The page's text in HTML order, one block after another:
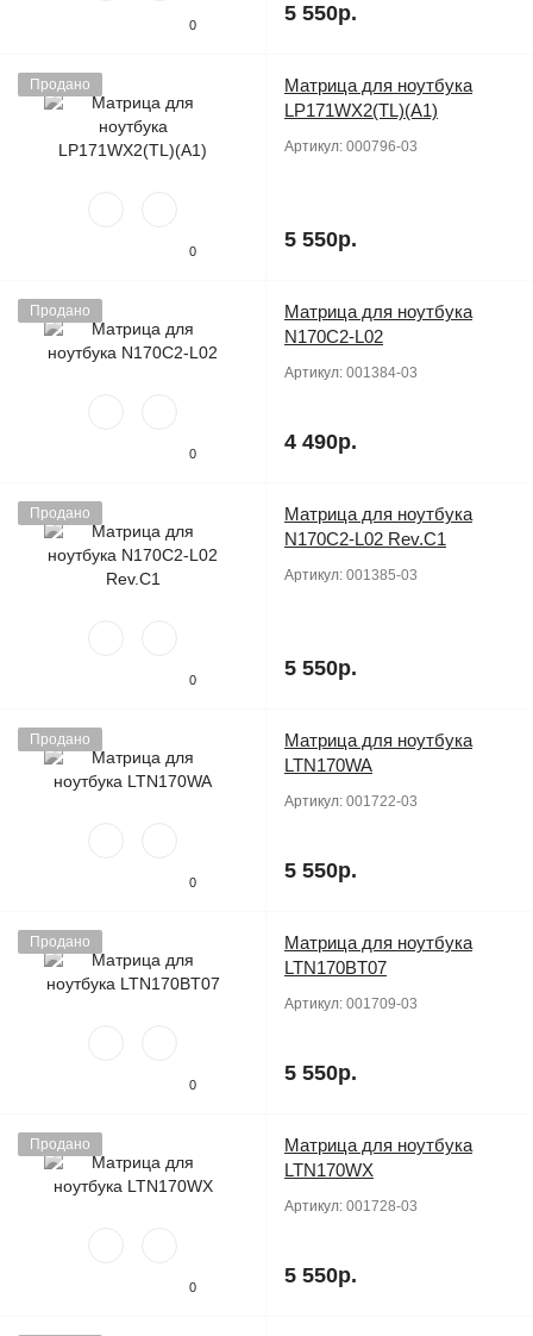
0 5 550р.
Продано
0
Матрица для ноутбука
LP171WX2(TL)(A1)
Артикул: 000796-03
5 550р.
Продано
0
Матрица для ноутбука
N170C2-L02
Артикул: 001384-03
4 490р.
Продано
0
Матрица для ноутбука
N170C2-L02 Rev.C1
Артикул: 001385-03
5 550р.
Продано
0
Матрица для ноутбука
LTN170WA
Артикул: 001722-03
5 550р.
Продано
0
Матрица для ноутбука
LTN170BT07
Артикул: 001709-03
5 550р.
Продано
0
Матрица для ноутбука
LTN170WX
Артикул: 001728-03
5 550р.